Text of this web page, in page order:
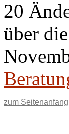
20
über
zum Seitenanfang